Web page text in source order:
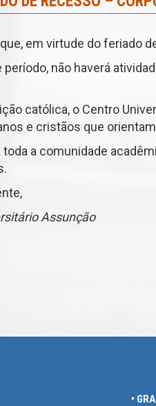
em virtude do feriado
período, não haverá
católica, o Centro
e cristãos que
toda a comunidade
Assunção
•